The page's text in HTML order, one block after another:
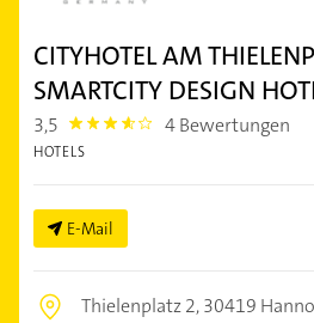
CITYHOTEL AM
SMARTCITY DESIGN
3,5 3.5 4 Bewertungen
HOTELS
E-Mail
Thielenplatz 2,30419